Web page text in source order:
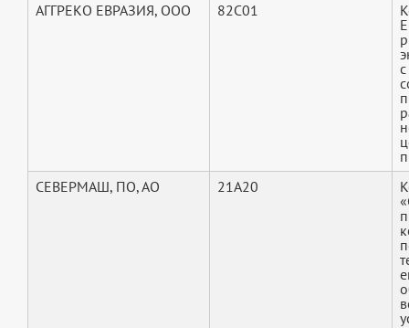
АГГРЕКО ЕВРАЗИЯ, ООО
82C01
СЕВЕРМАШ, ПО, АО
21A20